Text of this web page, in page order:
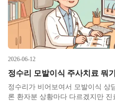
2026-06-12
정수리 모발이식 주사치료 뭐
정수리가 비어보여서 모발이식 상
론 환자분 상황마다 다르겠지만